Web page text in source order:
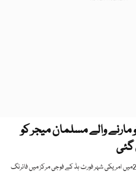
کو مارنے والے مسلمان میجر کو
گئی
امریکی میجر ندال حسن پر 2009میں امریکی شہر فورٹ ہڈ کے فوجی مرکز میں فائرنگ